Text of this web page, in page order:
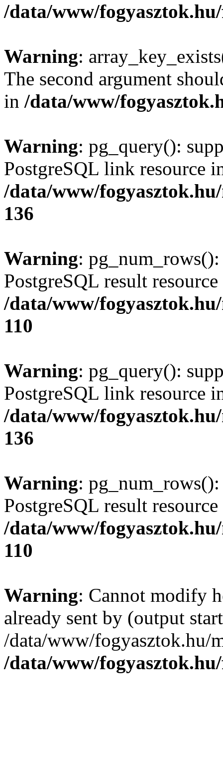
/data/www/
Warning:
The second argument
in /data/www/
Warning: pg_query():
PostgreSQL link resource
/data/www/
136
Warning:
PostgreSQL result
/data/www/
110
Warning: pg_query():
PostgreSQL link resource
/data/www/
136
Warning:
PostgreSQL result
/data/www/
110
Warning: Cannot modify
already sent by (output
/data/www/fogyasztok.hu/
/data/www/